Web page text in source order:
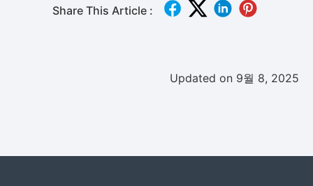
Share This Article :
Updated on 9월 8, 2025